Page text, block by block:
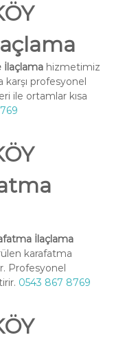
İlaçlamahizmetimiz
profesyonel
ile ortamlar kısa
İlaçlama
karafatma
Profesyonel
0543 867 8769